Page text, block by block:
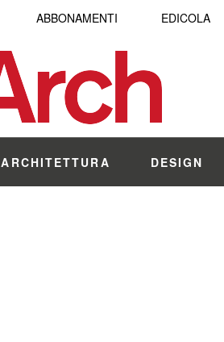
ABBONAMENTI EDICOLA
ARCHITETTURA DESIGN